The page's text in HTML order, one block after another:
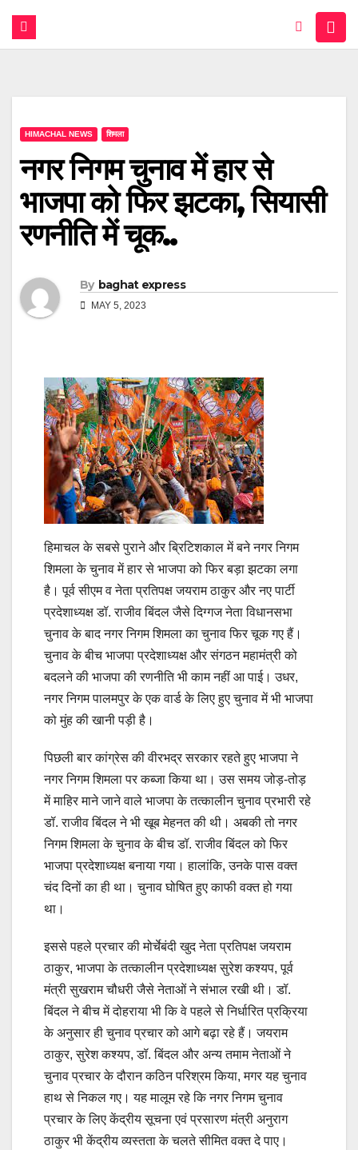
HIMACHAL NEWS शिमला
नगर निगम चुनाव में हार से
भाजपा को फिर झटका, सियासी
रणनीति में चूक..
By baghat express
MAY 5, 2023
हिमाचल के सबसे पुराने और ब्रिटिशकाल में बने नगर निगम
शिमला के चुनाव में हार से भाजपा को फिर बड़ा झटका लगा
है। पूर्व सीएम व नेता प्रतिपक्ष जयराम ठाकुर और नए पार्टी
प्रदेशाध्यक्ष डॉ. राजीव बिंदल जैसे दिग्गज नेता विधानसभा
चुनाव के बाद नगर निगम शिमला का चुनाव फिर चूक गए हैं।
चुनाव के बीच भाजपा प्रदेशाध्यक्ष और संगठन महामंत्री को
बदलने की भाजपा की रणनीति भी काम नहीं आ पाई। उधर,
नगर निगम पालमपुर के एक वार्ड के लिए हुए चुनाव में भी भाजपा
को मुंह की खानी पड़ी है।
पिछली बार कांग्रेस की वीरभद्र सरकार रहते हुए भाजपा ने
नगर निगम शिमला पर कब्जा किया था। उस समय जोड़-तोड़
में माहिर माने जाने वाले भाजपा के तत्कालीन चुनाव प्रभारी रहे
डॉ. राजीव बिंदल ने भी खूब मेहनत की थी। अबकी तो नगर
निगम शिमला के चुनाव के बीच डॉ. राजीव बिंदल को फिर
भाजपा प्रदेशाध्यक्ष बनाया गया। हालांकि, उनके पास वक्त
चंद दिनों का ही था। चुनाव घोषित हुए काफी वक्त हो गया
था।
इससे पहले प्रचार की मोर्चेबंदी खुद नेता प्रतिपक्ष जयराम
ठाकुर, भाजपा के तत्कालीन प्रदेशाध्यक्ष सुरेश कश्यप, पूर्व
मंत्री सुखराम चौधरी जैसे नेताओं ने संभाल रखी थी। डॉ.
बिंदल ने बीच में दोहराया भी कि वे पहले से निर्धारित प्रक्रिया
के अनुसार ही चुनाव प्रचार को आगे बढ़ा रहे हैं। जयराम
ठाकुर, सुरेश कश्यप, डॉ. बिंदल और अन्य तमाम नेताओं ने
चुनाव प्रचार के दौरान कठिन परिश्रम किया, मगर यह चुनाव
हाथ से निकल गए। यह मालूम रहे कि नगर निगम चुनाव
प्रचार के लिए केंद्रीय सूचना एवं प्रसारण मंत्री अनुराग
ठाकुर भी केंद्रीय व्यस्तता के चलते सीमित वक्त दे पाए।